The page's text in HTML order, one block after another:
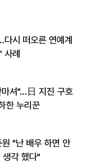
시 떠오른 연예계
사례
마셔"…日 지진 구호
한 누리꾼
"난 배우 하면 안
생각 했다"